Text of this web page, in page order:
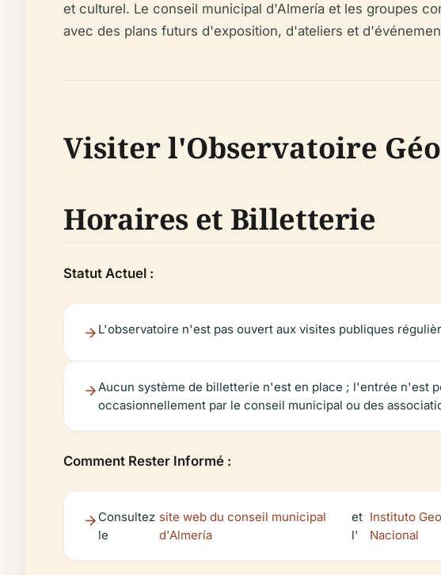
et culturel. Le conseil municipal d'Almería et les groupes
avec des plans futurs d'exposition, d'ateliers et
Visiter l'Observatoire
Horaires et Billetterie
Statut Actuel :
L'observatoire n'est pas ouvert aux visites publiques
Aucun système de billetterie n'est en place ; l'entrée n'est
occasionnellement par le conseil municipal ou des
Comment Rester Informé :
Consultez
le
site web du conseil municipal
d'Almería
et
l'
Instituto
Nacional